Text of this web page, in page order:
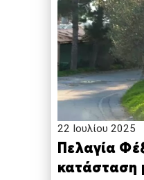
22 Ιουλίου 2025
Πελαγία
κατάσταση